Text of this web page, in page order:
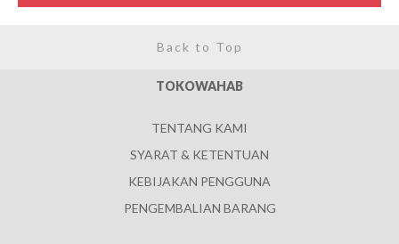
Back to Top
TOKOWAHAB
TENTANG KAMI
SYARAT & KETENTUAN
KEBIJAKAN PENGGUNA
PENGEMBALIAN BARANG